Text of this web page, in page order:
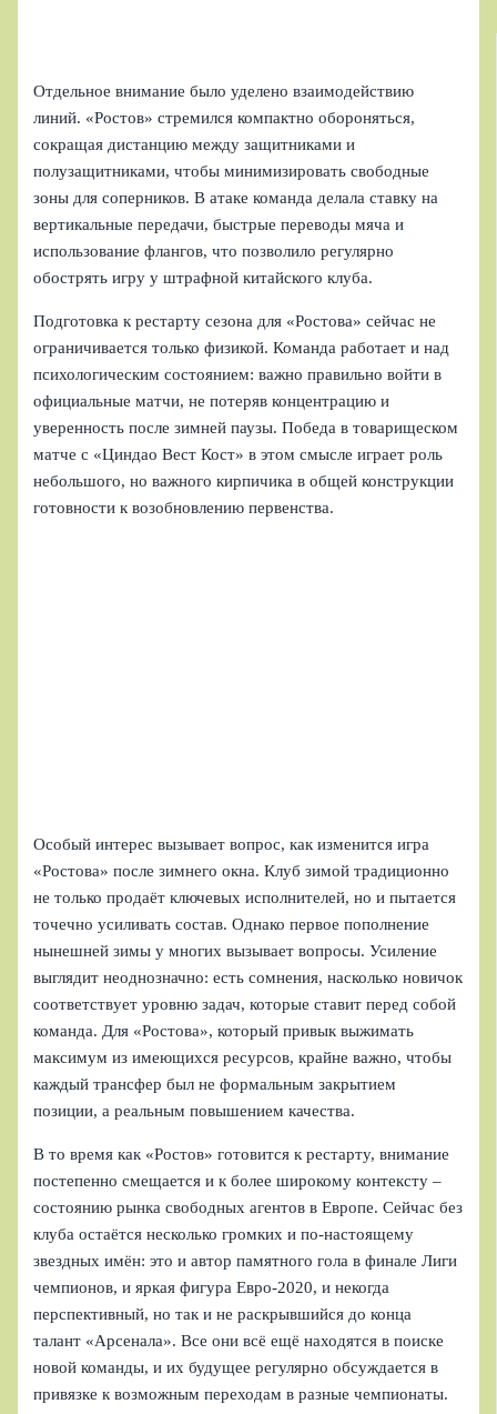
Отдельное внимание было уделено взаимодействию
линий. «Ростов» стремился компактно обороняться,
сокращая дистанцию между защитниками и
полузащитниками, чтобы минимизировать свободные
зоны для соперников. В атаке команда делала ставку на
вертикальные передачи, быстрые переводы мяча и
использование флангов, что позволило регулярно
обострять игру у штрафной китайского клуба.
Подготовка к рестарту сезона для «Ростова» сейчас не
ограничивается только физикой. Команда работает и над
психологическим состоянием: важно правильно войти в
официальные матчи, не потеряв концентрацию и
уверенность после зимней паузы. Победа в товарищеском
матче с «Циндао Вест Кост» в этом смысле играет роль
небольшого, но важного кирпичика в общей конструкции
готовности к возобновлению первенства.
Особый интерес вызывает вопрос, как изменится игра
«Ростова» после зимнего окна. Клуб зимой традиционно
не только продаёт ключевых исполнителей, но и пытается
точечно усиливать состав. Однако первое пополнение
нынешней зимы у многих вызывает вопросы. Усиление
выглядит неоднозначно: есть сомнения, насколько новичок
соответствует уровню задач, которые ставит перед собой
команда. Для «Ростова», который привык выжимать
максимум из имеющихся ресурсов, крайне важно, чтобы
каждый трансфер был не формальным закрытием
позиции, а реальным повышением качества.
В то время как «Ростов» готовится к рестарту, внимание
постепенно смещается и к более широкому контексту –
состоянию рынка свободных агентов в Европе. Сейчас без
клуба остаётся несколько громких и по-настоящему
звездных имён: это и автор памятного гола в финале Лиги
чемпионов, и яркая фигура Евро-2020, и некогда
перспективный, но так и не раскрывшийся до конца
талант «Арсенала». Все они всё ещё находятся в поиске
новой команды, и их будущее регулярно обсуждается в
привязке к возможным переходам в разные чемпионаты.